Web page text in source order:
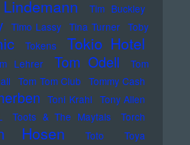
Tim Buckley
Timo Lassy Tina Turner Toby
Tokens Tokio Hotel
Lehrer Tom Odell
Tom
Tom Tom Club Tommy Cash
Toni Krahl Tony Allen
Toots & The Maytals
Torch
Hosen Toto
Toya